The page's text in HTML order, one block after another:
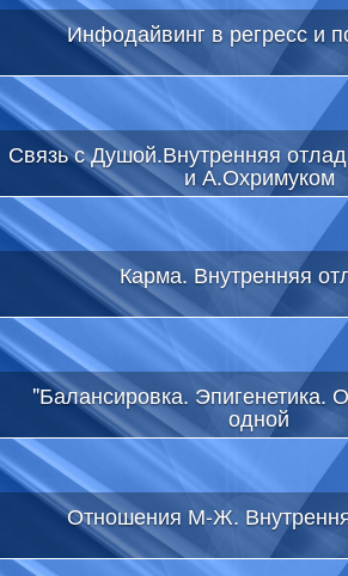
Инфодайвинг в регресс и
Связь с Душой.Внутренняя
и А.Охримуком
Карма. Внутренняя
"Балансировка. Эпигенетика.
одной
Отношения М-Ж.